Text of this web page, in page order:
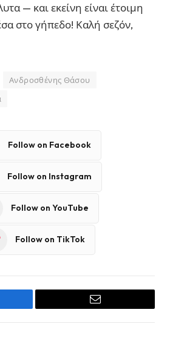
— και εκείνη είναι έτοιμη
στο γήπεδο! Καλή σεζόν,
Ανδροσθένης Θάσου
Follow on Facebook
Follow on Instagram
Follow on YouTube
Follow on TikTok
Email